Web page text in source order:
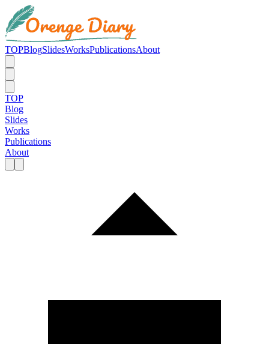
TOPBlogSlidesWorksPublicationsAbout
TOP
Blog
Slides
Works
Publications
About